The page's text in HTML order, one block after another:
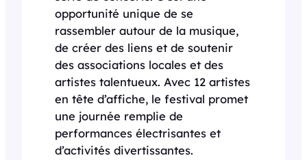
opportunité unique de se
rassembler autour de la musique,
de créer des liens et de soutenir
des associations locales et des
artistes talentueux. Avec 12 artistes
en tête d’affiche, le festival promet
une journée remplie de
performances électrisantes et
d’activités divertissantes.